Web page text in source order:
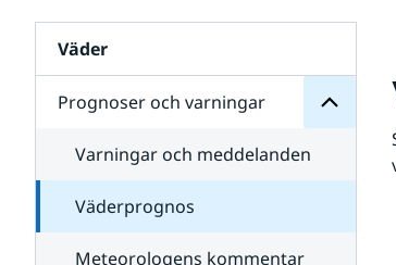
Väder
Prognoser och varningar
för
Varningar och meddelanden
Väderprognos
Meteorologens kommentar